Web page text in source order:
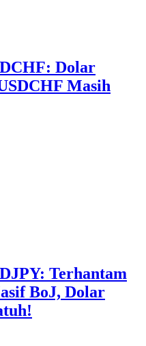
Dolar
Masih
Terhantam
BoJ, Dolar